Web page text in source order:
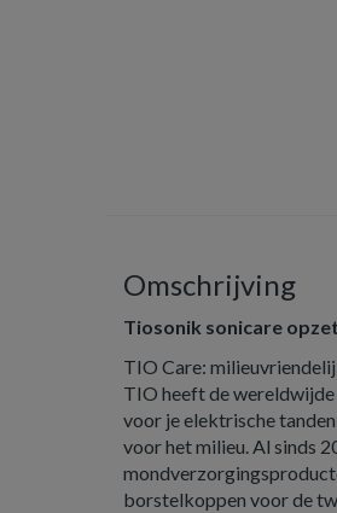
Omschrijving
Tiosonik sonicare
TIO Care:
TIO heeft de
voor je elektrische
voor het milieu. Al sinds
borstelkoppen voor de